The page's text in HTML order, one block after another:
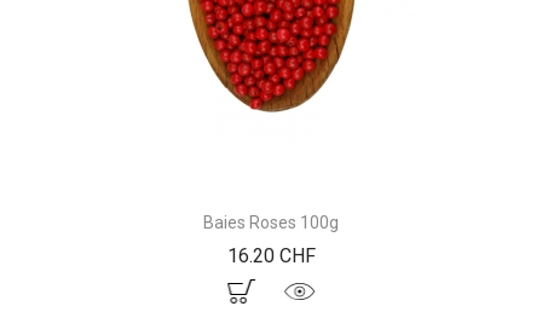
Baies Roses 100g
16.20 CHFPrix